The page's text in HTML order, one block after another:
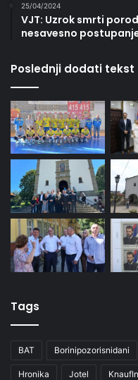
25/04/2024
VJT: Uzrok smrti
nesavesno
Poslednji dodati tekst
Tags
BAT Borinipozorisnidani
Hronika Jotel